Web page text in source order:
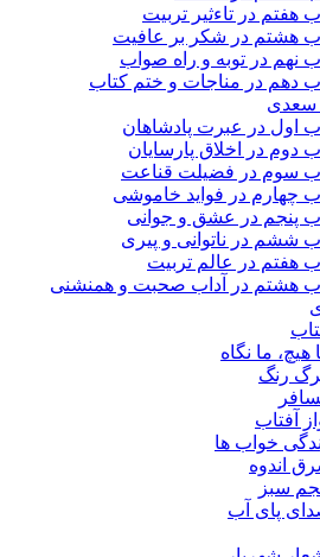
هفتم در تاءثیر تربیت
هشتم در شکر بر عافیت
نهم در توبه و راه صواب
دهم در مناجات و ختم کتاب
سعدی
اول در عبرت پادشاهان
دوم در اخلاق پارسایان
سوم در فضیلت قناعت
چهارم در فواید خاموشى
پنجم در عشق و جوانى
ششم در ناتوانى و پیرى
هفتم در عالم تربیت
هشتم در آداب صحبت و همنشنى
هیچ، ما نگاه
رنگ
آفتاب
خواب ها
اندوه
سبز
پای آب